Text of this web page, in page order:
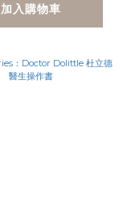
加入購物車